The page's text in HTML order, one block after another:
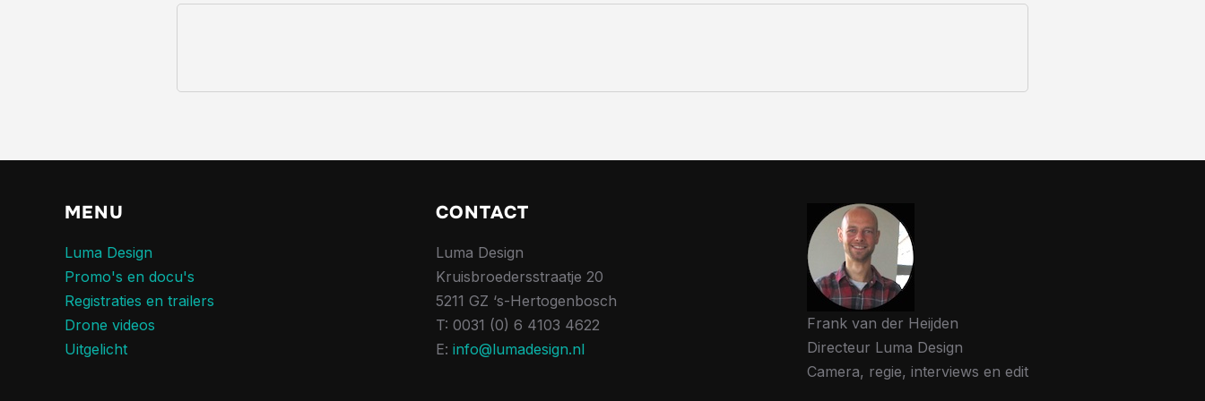
MENU
Luma Design
Promo's en docu's
Registraties en trailers
Drone videos
Uitgelicht
CONTACT
Luma Design
Kruisbroedersstraatje 20
5211 GZ ‘s-Hertogenbosch
T: 0031 (0) 6 4103 4622
E: info@lumadesign.nl
Frank van der Heijden
Directeur Luma Design
Camera, regie, interviews en edit